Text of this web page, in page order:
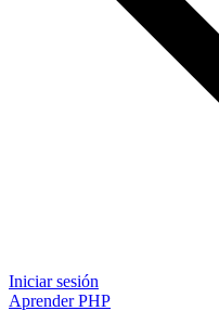
Iniciar sesión
Aprender PHP